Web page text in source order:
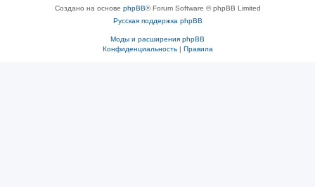
Создано на основе phpBB® Forum Software © phpBB Limited
Русская поддержка phpBB
Моды и расширения phpBB
Конфиденциальность| Правила